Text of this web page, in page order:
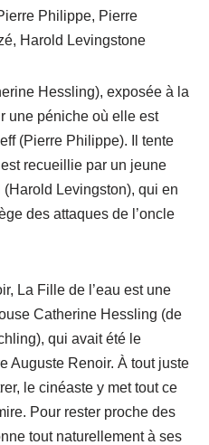
Philippe, Pierre
Harold Levingstone
Hessling), exposée à la
une péniche où elle est
(Pierre Philippe). Il tente
recueillie par un jeune
Levingston), qui en
des attaques de l’oncle
La Fille de l’eau est une
Catherine Hessling (de
qui avait été le
Auguste Renoir. À tout juste
le cinéaste y met tout ce
Pour rester proche des
tout naturellement à ses